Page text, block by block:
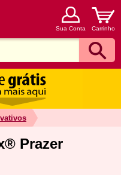
Sua Conta Carrinho
Prazer